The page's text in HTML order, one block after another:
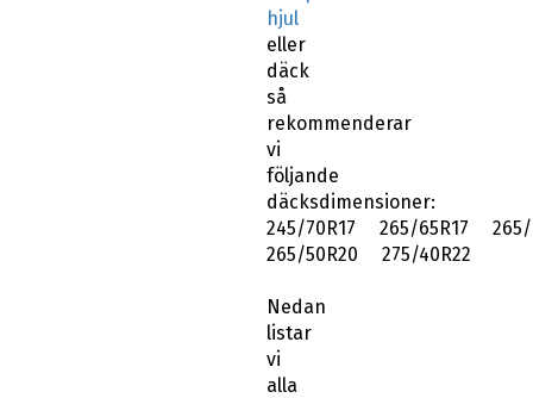
hjul
eller
däck
så
rekommenderar
vi
följande
däcksdimensioner:
245/70R17 265/65R17 265/
265/50R20 275/40R22
Nedan
listar
vi
alla